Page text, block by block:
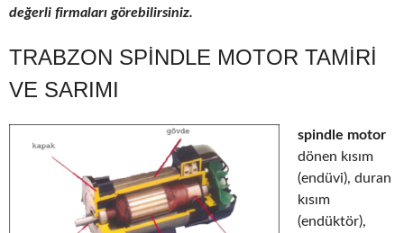
değerli firmaları görebilirsiniz.
TRABZON SPINDLE MOTOR TAMIRI
VE SARIMI
spindle motor
dönen kısım
(endüvi), duran
kısım
(endüktör),